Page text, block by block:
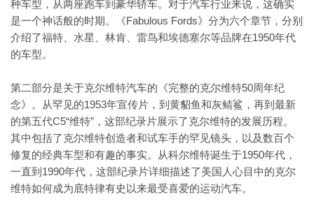
种车型，从两座跑车到豪华轿车。对于汽车行业来说，这确实
是一个神话般的时期。《Fabulous Fords》分为六个章节，分别
介绍了福特、水星、林肯、雷鸟和埃德塞尔等品牌在1950年代
的车型。
第二部分是关于克尔维特汽车的《完整的克尔维特50周年纪
念》。从罕见的1953年宣传片，到黄貂鱼和灰鲭鲨，再到最新
的第五代C5“维特”，这部纪录片展示了克尔维特的发展历程。
其中包括了克尔维特创造者和试车手的罕见镜头，以及数百个
修复的经典车型和有趣的事实。从科尔维特诞生于1950年代，
一直到1990年代，这部纪录片详细描述了美国人心目中的克尔
维特如何成为底特律有史以来最受喜爱的运动汽车。